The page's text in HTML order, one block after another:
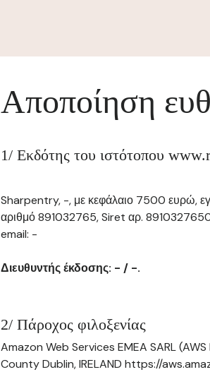
Αποποίηση
1/ Εκδότης του ιστότοπου
Sharpentry, -, με κεφάλαιο 7500 ευρώ,
αριθμό 891032765, Siret αρ.
email: -
Διευθυντής έκδοσης: - / -.
2/ Πάροχος φιλοξενίας
Amazon Web Services EMEA SARL
County Dublin, IRELAND https://